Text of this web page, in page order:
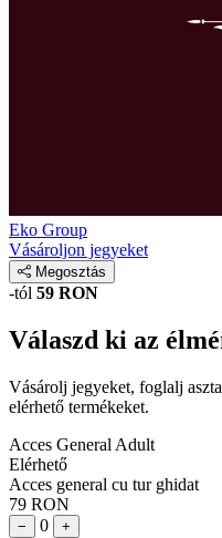
Eko Group
Vásároljon jegyeket
Megosztás
-tól 59 RON
Válaszd ki az
Vásárolj jegyeket, foglalj
elérhető termékeket.
Acces General Adult
Elérhető
Acces general cu tur ghidat
79 RON
− 0 +